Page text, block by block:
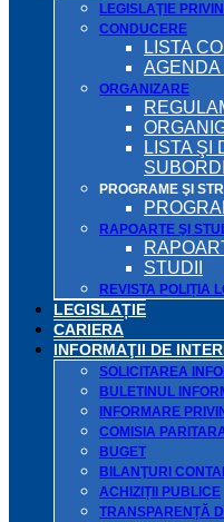
LEGISLAŢIE
CONDUCERE
LISTA
AGENDA
ORGANIZARE
LISTA ŞI
PROGRAME ŞI
RAPOARTE ŞI
STUDII
REVISTA POLIȚIA
LEGISLAȚIE
CARIERA
INFORMAŢII DE
SOLICITAREA
BULETINUL
INFORMARE
COMISIA
BUGET
BILANŢURI
ACHIZIȚII PUBLICE
TRANSPARENȚĂ